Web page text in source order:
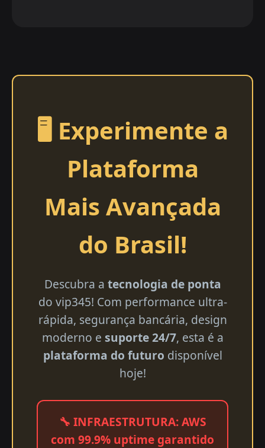
🖥️ Experimente a
Plataforma
Mais Avançada
do Brasil!
Descubra a tecnologia de ponta
do vip345! Com performance ultra-
rápida, segurança bancária, design
moderno e suporte 24/7, esta é a
plataforma do futuro disponível
hoje!
🔧 INFRAESTRUTURA: AWS
com 99.9% uptime garantido